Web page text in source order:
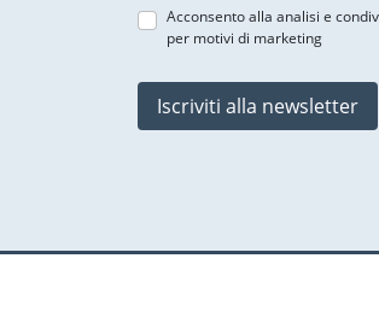
Acconsento alla analisi e
per motivi di marketing
Iscriviti alla newsletter